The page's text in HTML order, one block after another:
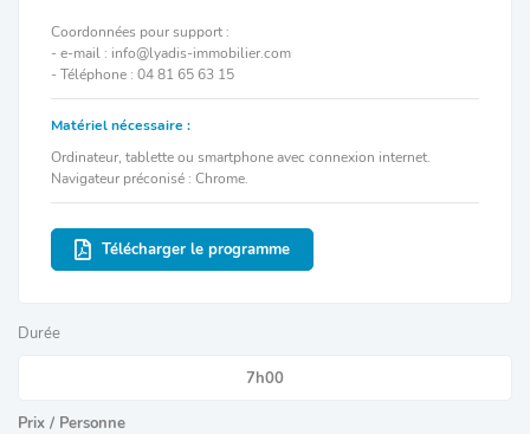
Coordonnées pour support :
- e-mail : info@lyadis-immobilier.com
- Téléphone : 04 81 65 63 15
Matériel nécessaire :
Ordinateur, tablette ou smartphone avec connexion internet.
Navigateur préconisé : Chrome.
Télécharger le programme
Durée
7h00
Prix / Personne